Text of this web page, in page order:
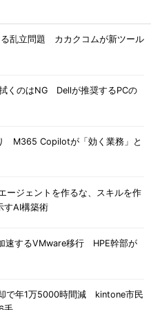
る乱立問題 カカクコムが新ツール
くのはNG Dellが推奨するPCの
M365 Copilotが「効く業務」と
ージェントを作るな、スキルを作
AI構築術
速するVMware移行 HPE幹部が
で年1万5000時間減 kintone市民